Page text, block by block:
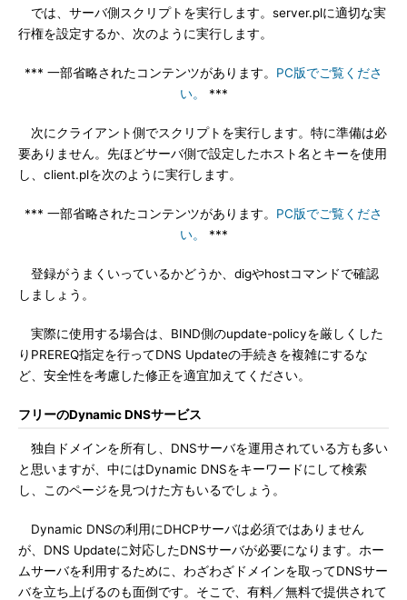
では、サーバ側スクリプトを実行します。server.plに適切な実
行権を設定するか、次のように実行します。
*** 一部省略されたコンテンツがあります。 PC版でご覧くださ
い。
***
次にクライアント側でスクリプトを実行します。特に準備は必
要ありません。先ほどサーバ側で設定したホスト名とキーを使用
し、client.plを次のように実行します。
*** 一部省略されたコンテンツがあります。 PC版でご覧くださ
い。
***
登録がうまくいっているかどうか、digやhostコマンドで確認
しましょう。
実際に使用する場合は、BIND側のupdate-policyを厳しくした
りPREREQ指定を行ってDNS Updateの手続きを複雑にするな
ど、安全性を考慮した修正を適宜加えてください。
フリーのDynamic DNSサービス
独自ドメインを所有し、DNSサーバを運用されている方も多い
と思いますが、中にはDynamic DNSをキーワードにして検索
し、このページを見つけた方もいるでしょう。
Dynamic DNSの利用にDHCPサーバは必須ではありません
が、DNS Updateに対応したDNSサーバが必要になります。ホー
ムサーバを利用するために、わざわざドメインを取ってDNSサー
バを立ち上げるのも面倒です。そこで、有料／無料で提供されて